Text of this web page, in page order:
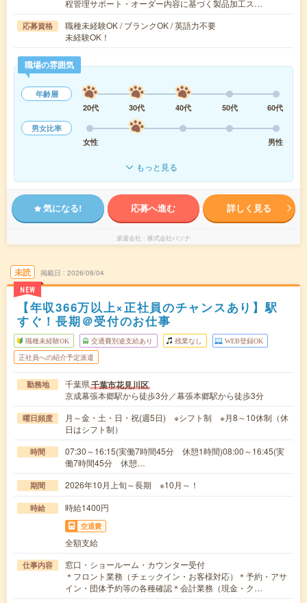
程管理サポート・オーダー内容に基づく製品加工ス…
応募資格
職種未経験OK / ブランクOK / 英語力不要
未経験OK！
職場の雰囲気
年齢層
20代
30代 40代 50代
60代
男女比率
女性
男性
もっと見る
気になる! 応募へ進む 詳しく見る
派遣会社 株式会社パソナ
未読
NEW
掲載日 2026/08/04
【年収366万以上×正社員のチャンスあり】駅
すぐ！長期＠受付のお仕事
職種未経験OK 交通費別途支給あり 残業なし WEB登録OK
正社員への紹介予定派遣
勤務地 千葉県千葉市花見川区
京成幕張本郷駅から徒歩3分／幕張本郷駅から徒歩3分
曜日頻度
月～金・土・日・祝(週5日) ※シフト制 ※月8～10休制（休
日はシフト制）
時間
07:30～16:15(実働7時間45分 休憩1時間)08:00～16:45(実
働7時間45分 休憩…
期間 2026年10月上旬～長期 ※10月～！
時給 時給1400円
交通費
全額支給
仕事内容
窓口・ショールーム・カウンター受付
＊フロント業務（チェックイン・お客様対応）＊予約・アサ
イン・団体予約等の各種確認＊会計業務（現金・ク…